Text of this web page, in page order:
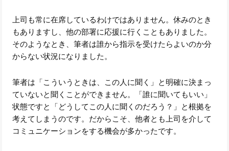
上司も常に在席しているわけではありません。休みのとき
もありますし、他の部署に応援に行くこともありました。
そのようなとき、筆者は誰から指示を受けたらよいのか分
からない状況になりました。
筆者は「こういうときは、この人に聞く」と明確に決まっ
ていないと聞くことができません。「誰に聞いてもいい」
状態ですと「どうしてこの人に聞くのだろう？」と根拠を
考えてしまうのです。だからこそ、他者とも上司を介して
コミュニケーションをする機会が多かったです。